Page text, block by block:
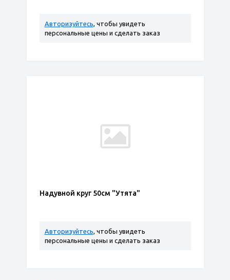
Авторизуйтесь, чтобы увидеть
персональные цены и сделать заказ
Надувной круг 50см "Утята"
Авторизуйтесь, чтобы увидеть
персональные цены и сделать заказ